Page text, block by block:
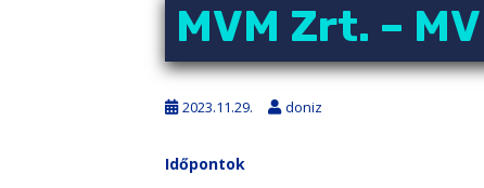
MVM Zrt. –
2023.11.29. doniz
Időpontok